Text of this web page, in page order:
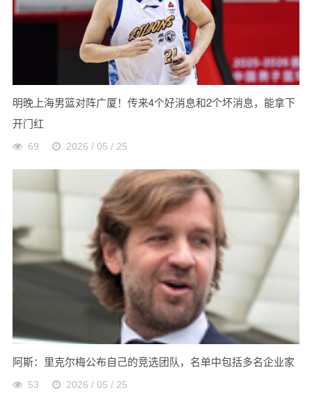
明晚上海男篮对阵广厦！传来4个好消息和2个坏消息，能拿下
开门红
69 2026 / 05 / 25
阿斯：里克尔梅公布自己的竞选团队，名单中包括多名企业家
53 2026 / 05 / 25